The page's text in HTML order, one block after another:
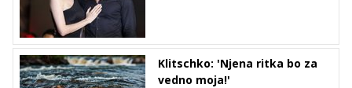
Klitschko: 'Njena ritka bo za
vedno moja!'